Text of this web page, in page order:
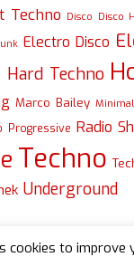
Techno Disco Disco
Electro Disco
Hard Techno
Marco Bailey Minimal
Progressive Radio
Techno
Underground
cookies to improve